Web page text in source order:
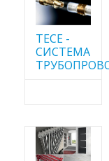
TECE -
CИСТЕМА